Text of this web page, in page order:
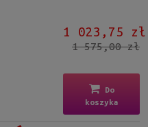
1 023,75 zł
1 575,00 zł
Do
koszyka